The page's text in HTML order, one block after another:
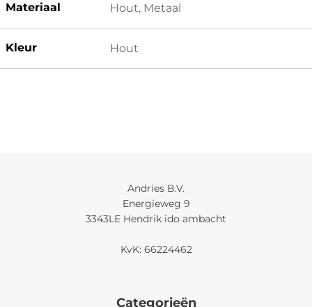
Materiaal Hout, Metaal
Kleur Hout
Andries B.V.
Energieweg 9
3343LE Hendrik ido ambacht
KvK: 66224462
Categorieën